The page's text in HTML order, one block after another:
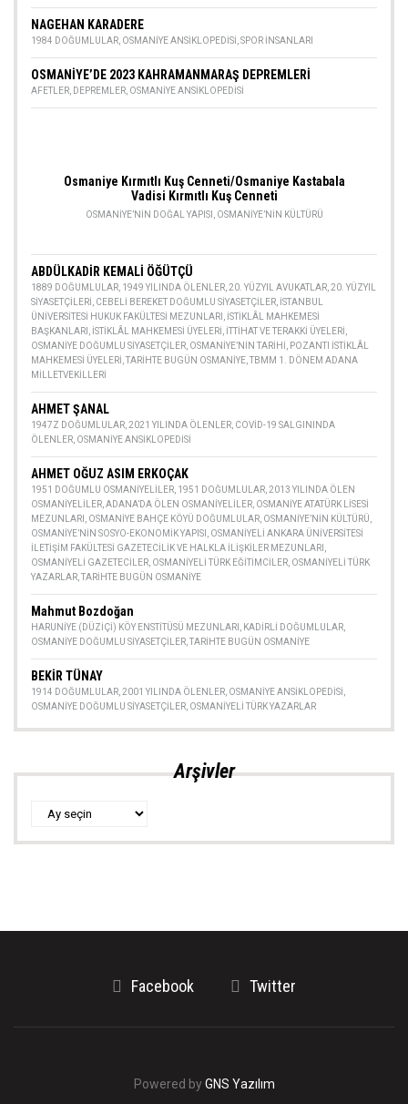
NAGEHAN KARADERE
1984 DOĞUMLULAR OSMANIYE ANSIKLOPEDISI SPOR INSANLARI
OSMANİYE’DE 2023 KAHRAMANMARAŞ DEPREMLERİ
AFETLER DEPREMLER OSMANIYE ANSIKLOPEDISI
Osmaniye Kırmıtlı Kuş Cenneti/Osmaniye Kastabala
Vadisi Kırmıtlı Kuş Cenneti
OSMANIYE’NIN DOĞAL YAPISI OSMANIYE’NIN KÜLTÜRÜ
ABDÜLKADİR KEMALİ ÖĞÜTÇÜ
1889 DOĞUMLULAR 1949 YILINDA ÖLENLER 20. YÜZYIL AVUKATLAR 20. YÜZYIL
SIYASETÇILERI CEBELI BEREKET DOĞUMLU SIYASETÇILER İSTANBUL
ÜNIVERSITESI HUKUK FAKÜLTESI MEZUNLARI
İSTIKLÂL MAHKEMESI
BAŞKANLARI
İSTIKLÂL MAHKEMESI ÜYELERI İTTIHAT VE TERAKKI ÜYELERI
OSMANIYE DOĞUMLU SIYASETÇILER OSMANIYE’NIN TARIHI
POZANTI İSTIKLÂL
MAHKEMESI ÜYELERI TARIHTE BUGÜN OSMANIYE TBMM 1. DÖNEM ADANA
MILLETVEKILLERI
AHMET ŞANAL
1947Z DOĞUMLULAR 2021 YILINDA ÖLENLER COVID-19 SALGININDA
ÖLENLER OSMANIYE ANSIKLOPEDISI
AHMET OĞUZ ASIM ERKOÇAK
1951 DOĞUMLU OSMANIYELILER 1951 DOĞUMLULAR 2013 YILINDA ÖLEN
OSMANIYELILER ADANA’DA ÖLEN OSMANIYELILER OSMANIYE ATATÜRK LISESI
MEZUNLARI
OSMANIYE BAHÇE KÖYÜ DOĞUMLULAR OSMANIYE’NIN KÜLTÜRÜ
OSMANIYE’NIN SOSYO-EKONOMIK YAPISI
OSMANIYELI ANKARA ÜNIVERSITESI
İLETIŞIM FAKÜLTESI GAZETECILIK VE HALKLA İLIŞKILER MEZUNLARI
OSMANIYELI GAZETECILER OSMANIYELI TÜRK EĞITIMCILER OSMANIYELI TÜRK
YAZARLAR TARIHTE BUGÜN OSMANIYE
Mahmut Bozdoğan
HARUNIYE (DÜZIÇI) KÖY ENSTITÜSÜ MEZUNLARI KADIRLI DOĞUMLULAR
OSMANIYE DOĞUMLU SIYASETÇILER TARIHTE BUGÜN OSMANIYE
BEKİR TÜNAY
1914 DOĞUMLULAR 2001 YILINDA ÖLENLER OSMANIYE ANSIKLOPEDISI
OSMANIYE DOĞUMLU SIYASETÇILER OSMANIYELI TÜRK YAZARLAR
Arşivler
Arşivler
Facebook Twitter
Powered byGNS Yazılım